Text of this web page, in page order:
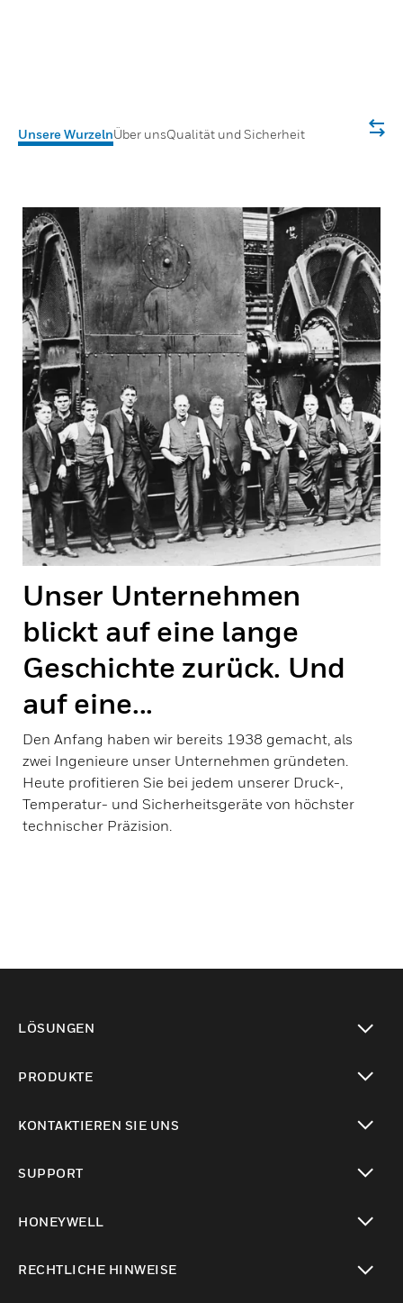
Unsere WurzelnÜber unsQualität und Sicherheit
Unser Unternehmen
blickt auf eine lange
Geschichte zurück. Und
auf eine...
Den Anfang haben wir bereits 1938 gemacht, als
zwei Ingenieure unser Unternehmen gründeten.
Heute profitieren Sie bei jedem unserer Druck-,
Temperatur- und Sicherheitsgeräte von höchster
technischer Präzision.
LÖSUNGEN
PRODUKTE
KONTAKTIEREN SIE UNS
SUPPORT
HONEYWELL
RECHTLICHE HINWEISE